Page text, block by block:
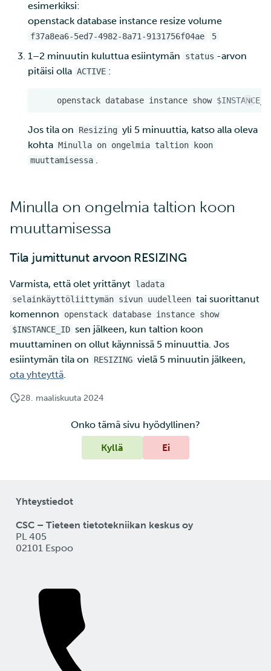
esimerkiksi:
openstack database instance resize volume
f37a8ea6-5ed7-4982-8a71-9131756f04ae 5
1–2 minuutin kuluttua esiintymän status -arvon
pitäisi olla ACTIVE :
openstack database instance show
Jos tila on Resizing yli 5 minuuttia, katso alla oleva
kohta Minulla on ongelmia taltion koon
muuttamisessa .
Minulla on ongelmia taltion koon
muuttamisessa
Tila jumittunut arvoon RESIZING
Varmista, että olet yrittänyt ladata
selainkäyttöliittymän sivun uudelleen tai suorittanut
komennon
openstack database instance show
$INSTANCE_ID sen jälkeen, kun taltion koon
muuttaminen on ollut käynnissä 5 minuuttia. Jos
esiintymän tila on
RESIZING vielä 5 minuutin jälkeen,
ota yhteyttä.
28. maaliskuuta 2024
Onko tämä sivu hyödyllinen?
Kyllä
Ei
Yhteystiedot
CSC – Tieteen tietotekniikan keskus oy
PL 405
02101 Espoo